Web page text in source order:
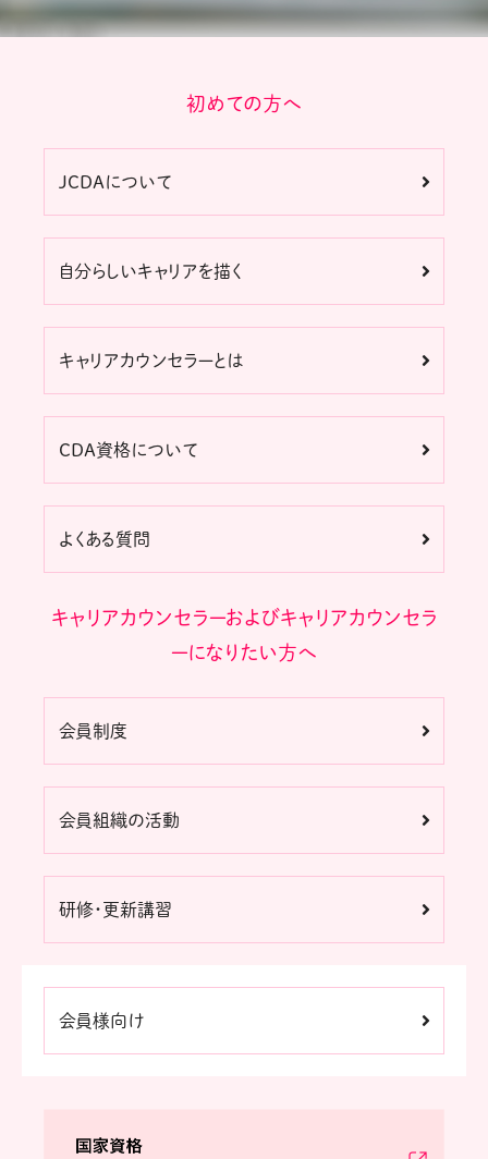
初めての方へ
JCDAについて
自分らしいキャリアを描く
キャリアカウンセラーとは
CDA資格について
よくある質問
キャリアカウンセラーおよびキャリアカウンセラ
ーになりたい方へ
会員制度
会員組織の活動
研修・更新講習
会員様向け